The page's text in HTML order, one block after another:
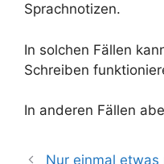
Sprachnotizen.
In solchen Fällen
Schreiben
In anderen Fällen
Nur einmal etwas